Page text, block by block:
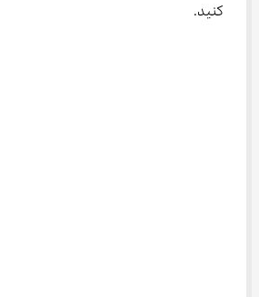
کنید.